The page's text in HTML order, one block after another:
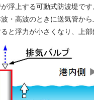
浮上する可動式防波堤で
高波のときに送気管から
浮力が小さくなり、上部